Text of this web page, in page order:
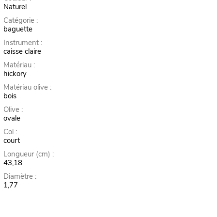
Naturel
Catégorie :
baguette
Instrument :
caisse claire
Matériau :
hickory
Matériau olive :
bois
Olive :
ovale
Col :
court
Longueur (cm) :
43,18
Diamètre :
1,77